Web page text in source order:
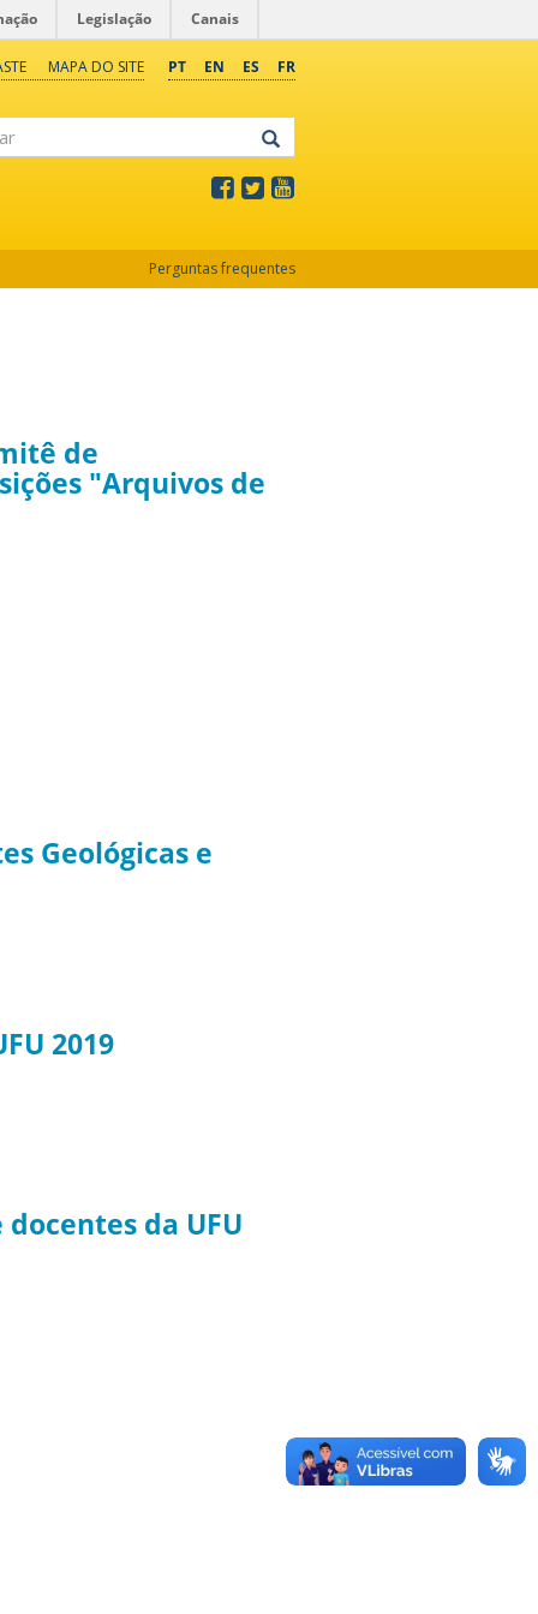
Legislação Canais
PT EN ES FR
MAPA DO SITE
Perguntas frequentes
de
"Arquivos de
Geológicas e
2019
da UFU